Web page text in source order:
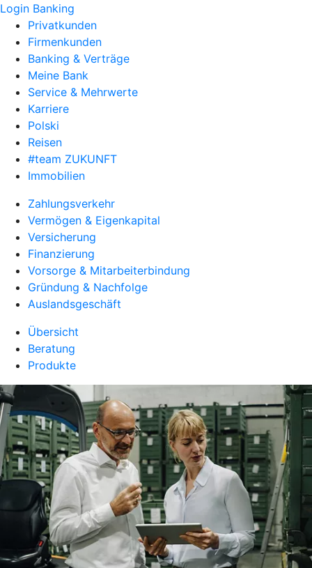
Login Banking
Privatkunden
Firmenkunden
Banking & Verträge
Meine Bank
Service & Mehrwerte
Karriere
Polski
Reisen
#team ZUKUNFT
Immobilien
Zahlungsverkehr
Vermögen & Eigenkapital
Versicherung
Finanzierung
Vorsorge & Mitarbeiterbindung
Gründung & Nachfolge
Auslandsgeschäft
Übersicht
Beratung
Produkte